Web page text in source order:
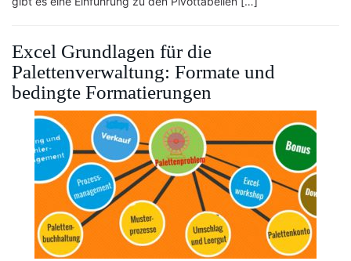
Excel Grundlagen für die
Palettenverwaltung: Formate und
bedingte Formatierungen